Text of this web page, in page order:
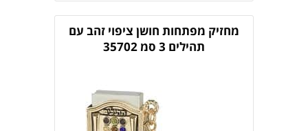
מחזיק מפתחות חושן ציפוי זהב עם
תהילים 3 סמ 35702